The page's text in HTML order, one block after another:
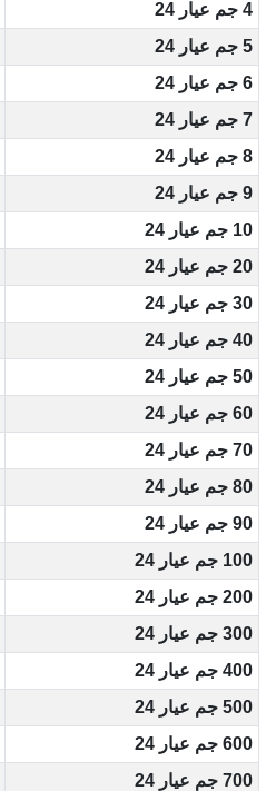
4 جم عيار 24
5 جم عيار 24
6 جم عيار 24
7 جم عيار 24
8 جم عيار 24
9 جم عيار 24
10 جم عيار 24
20 جم عيار 24
30 جم عيار 24
40 جم عيار 24
50 جم عيار 24
60 جم عيار 24
70 جم عيار 24
80 جم عيار 24
90 جم عيار 24
100 جم عيار 24
200 جم عيار 24
300 جم عيار 24
400 جم عيار 24
500 جم عيار 24
600 جم عيار 24
700 جم عيار 24